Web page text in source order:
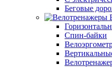
Беговые
Спин-байки